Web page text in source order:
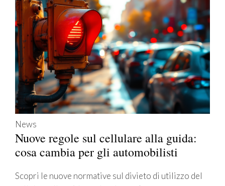
News
Nuove regole sul cellulare alla guida:
cosa cambia per gli automobilisti
Scopri le nuove normative sul divieto di utilizzo del